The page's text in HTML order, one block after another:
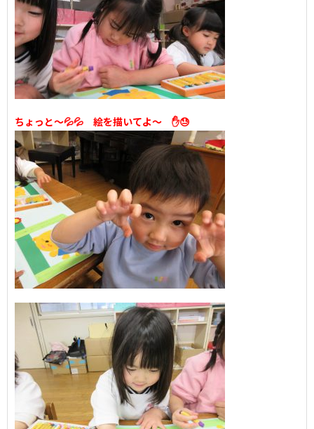
ちょっと～💦💦 絵を描いてよ～ ✋😓